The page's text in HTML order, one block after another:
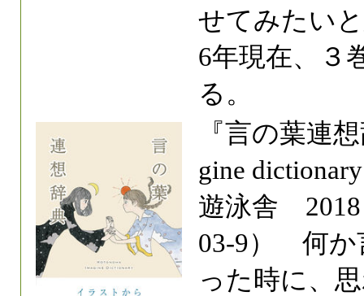
せてみたい
6年現在、３
る。
『言の葉連
gine
遊泳舎 2018
03-9） 何か
った時に、